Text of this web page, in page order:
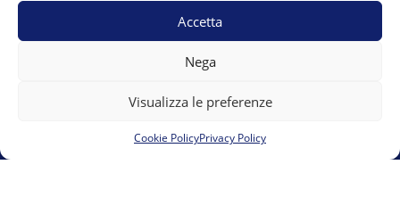
Accetta
Nega
Visualizza le preferenze
Cookie PolicyPrivacy Policy
E-mail:team.marguareis@gmail.com